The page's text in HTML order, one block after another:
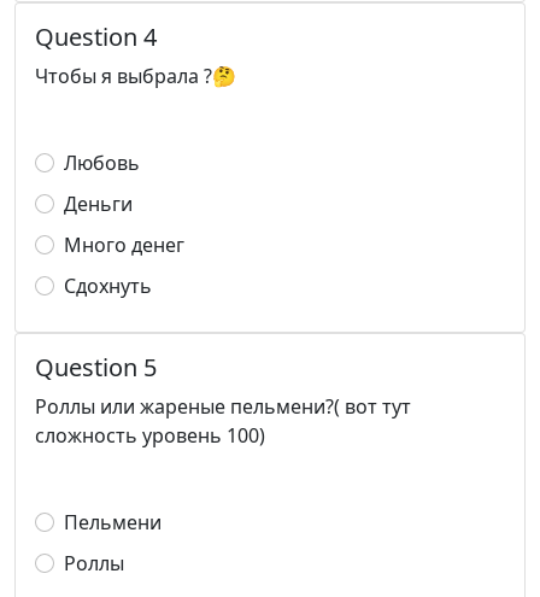
Question 4
Чтобы я выбрала ?🤔
Любовь
Деньги
Много денег
Сдохнуть
Question 5
Роллы или жареные пельмени?( вот тут
сложность уровень 100)
Пельмени
Роллы